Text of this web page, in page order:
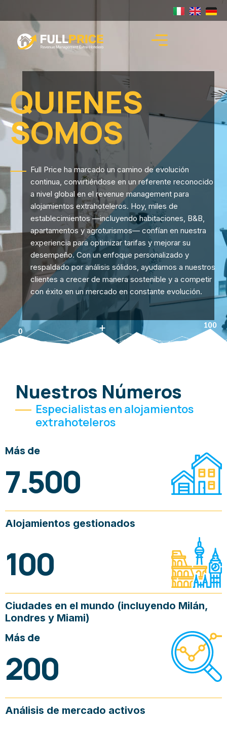
QUIENES
SOMOS
Full Price ha marcado un camino de evolución
continua, convirtiéndose en un referente reconocido
a nivel global en el revenue management para
alojamientos extrahoteleros. Hoy, miles de
establecimientos —incluyendo habitaciones, B&B,
apartamentos y agroturismos— confían en nuestra
experiencia para optimizar tarifas y mejorar su
desempeño. Con un enfoque personalizado y
respaldado por análisis sólidos, ayudamos a nuestros
clientes a crecer de manera sostenible y a competir
con éxito en un mercado en constante evolución.
Nuestros Números
Especialistas en alojamientos
extrahoteleros
Más de
7.500
Alojamientos gestionados
100
Ciudades en el mundo (incluyendo Milán,
Londres y Miami)
Más de
200
Análisis de mercado activos